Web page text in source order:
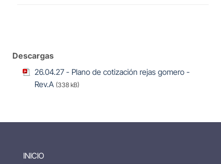
Descargas
26.04.27 - Plano de cotización rejas gomero -
Rev.A (338 kB)
INICIO